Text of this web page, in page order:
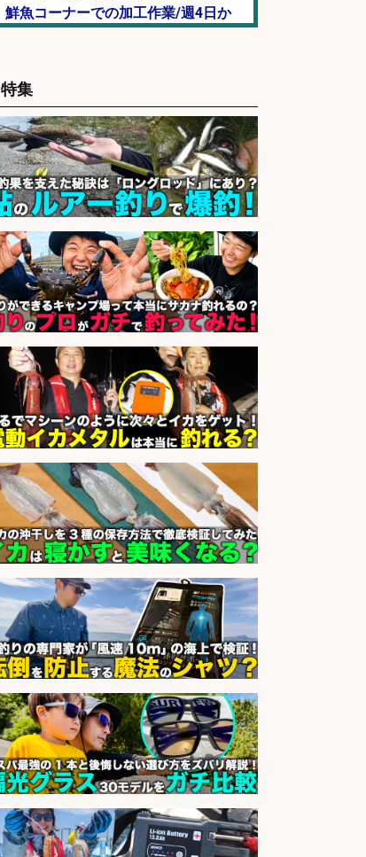
鮮魚コーナーでの加工作業/週4日か
レジカウンター/お釣りの計算不要
の簡単レジ 未経験も安心の研修あり
1日2h
会社名 オーケー株式会社
sponsored by 求人ボックス
レジカウンター/夕方勤務で時給UP
お釣りの計算不要の簡単レジ1日2時
間
会社名 オーケー株式会社
sponsored by 求人ボックス
レジカウンター/お釣りの計算不要
の簡単レジ 未経験も安心の研修あり
1日2h
会社名 オーケー株式会社
sponsored by 求人ボックス
釣り具などの出荷作業～～/工場/製
造
会社名 UTグループ株式会社
sponsored by 求人ボックス
レジカウンター/お釣りの計算不要
の簡単レジ 未経験も安心の研修あり
1日2h
会社名 オーケー株式会社
キッチンスタッフ/広島県/急募 スー
特集